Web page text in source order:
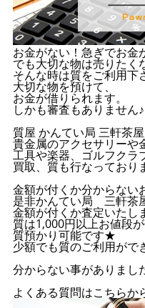
お金がない！急ぎでお金
でも大切な物は売りたく
そんな時は質をご利用下
大切な物を預けて、
お金が借りられます。
しかも審査もありません♪
質屋 かんてい局 三軒茶
貴金属のアクセサリーや
工具や楽器、ゴルフクラ
買取、質も行なっており
金額が付くか分からない
是非かんてい局 三軒茶
金額が付くか査定いたし
質は1,000円以上お値段
質預かり可能です★
少額でも質のご利用がで
分からない事がありま
よくある質問はこちらか